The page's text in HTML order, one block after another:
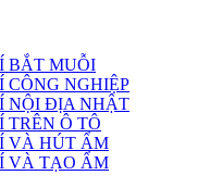
BẮT MUỖI
NGHIỆP
NỘI ĐỊA NHẬT
Ô TÔ
VÀ HÚT ẨM
VÀ TẠO ẨM